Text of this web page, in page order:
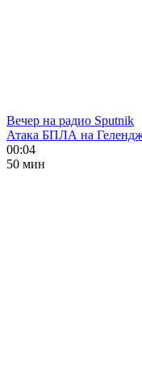
Вечер на радио Sputnik
Атака БПЛА на
00:04
50 мин